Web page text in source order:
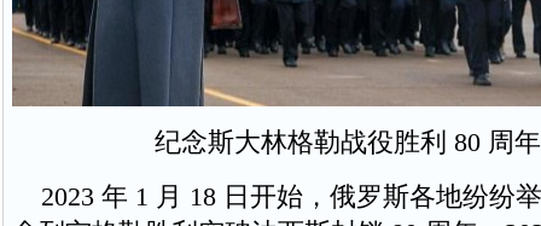
纪念斯大林格勒战役胜利 80 周
2023 年 1 月 18 日开始，俄罗斯各地纷纷